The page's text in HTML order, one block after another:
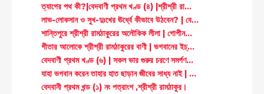
ত্যাগের পথ কী?|বেদবাণী প্রথম খণ্ড (৪) |শ্রীশ্রী রা...
লাভ-লোকসান ও সুখ-দুঃখের ঊর্ধ্বে কীভাবে উঠবেন? | বে...
শান্তিপুরে শ্রীশ্রী রামঠাকুরের অলৌকিক লীলা | গোপীন...
গীতার আলোকে শ্রীশ্রী রামঠাকুরের বাণী | ভগবানের ইচ্...
বেদবাণী প্রথম খণ্ড (৬) | সকল ভার গুরুর চরণে সমর্পণ...
যাহা ভগবান করেন তাহার হাত ছাড়ান জীবের সাধ্য নাই | ...
বেদবানী প্রথম খন্ড (১) নং পত্রাংশ ,শ্রীশ্রী রামঠাকুর।